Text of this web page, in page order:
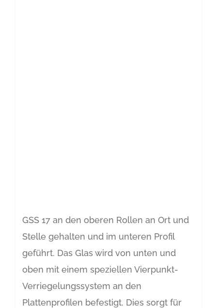
GSS 17 an den oberen Rollen an Ort und
Stelle gehalten und im unteren Profil
geführt. Das Glas wird von unten und
oben mit einem speziellen Vierpunkt-
Verriegelungssystem an den
Plattenprofilen befestigt. Dies sorgt für